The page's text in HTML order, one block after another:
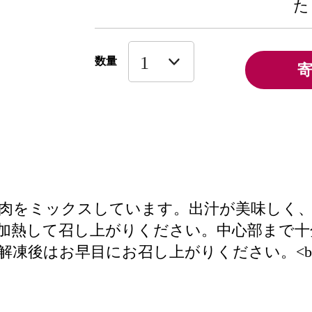
数量
をミックスしています。出汁が美味しく
熱して召し上がりください。中心部まで
後はお早目にお召し上がりください。